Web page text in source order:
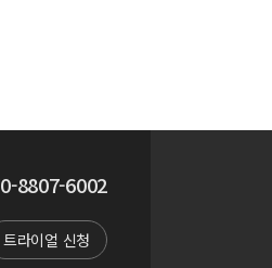
8807-6002
트라이얼 신청